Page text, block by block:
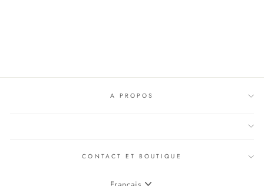
A PROPOS
CONTACT ET BOUTIQUE